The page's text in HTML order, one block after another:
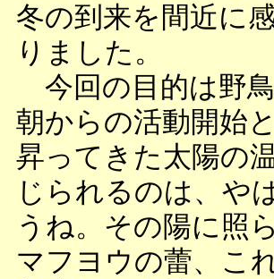
冬の到来を間近に
りました。
今回の目的は野
朝からの活動開始
昇ってきた太陽の
じられるのは、や
うね。その陽に照
マフヨウの蕾、こ